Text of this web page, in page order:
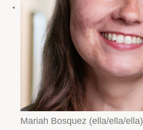
Mariah Bosquez (ella/ella/ella)